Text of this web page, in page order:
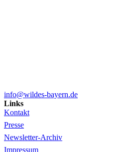
info@wildes-bayern.de
Links
Kontakt
Presse
Newsletter-Archiv
Impressum